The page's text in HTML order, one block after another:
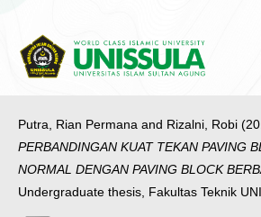
Putra, Rian Permana and Rizalni, Robi
PERBANDINGAN KUAT TEKAN PAVING
NORMAL DENGAN PAVING BLOCK
Undergraduate thesis, Fakultas Teknik